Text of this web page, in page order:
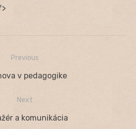
Previous
v pedagogike
Next
a komunikácia